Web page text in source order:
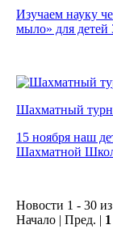
Изучаем науку
мыло» для
Шахматный
15 ноября наш
Шахматной
Новости 1 - 30 из
Начало | Пред. | 1